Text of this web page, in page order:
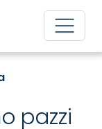
pazzi